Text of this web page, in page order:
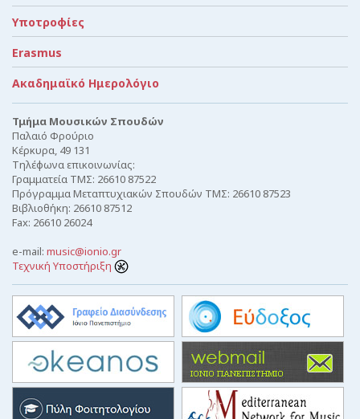
Υποτροφίες
Erasmus
Ακαδημαϊκό Ημερολόγιο
Τμήμα Μουσικών Σπουδών
Παλαιό Φρούριο
Κέρκυρα, 49 131
Τηλέφωνα επικοινωνίας:
Γραμματεία ΤΜΣ: 26610 87522
Πρόγραμμα Μεταπτυχιακών Σπουδών ΤΜΣ: 26610 87523
Βιβλιοθήκη: 26610 87512
Fax: 26610 26024
e-mail: music@ionio.gr
Τεχνική Υποστήριξη